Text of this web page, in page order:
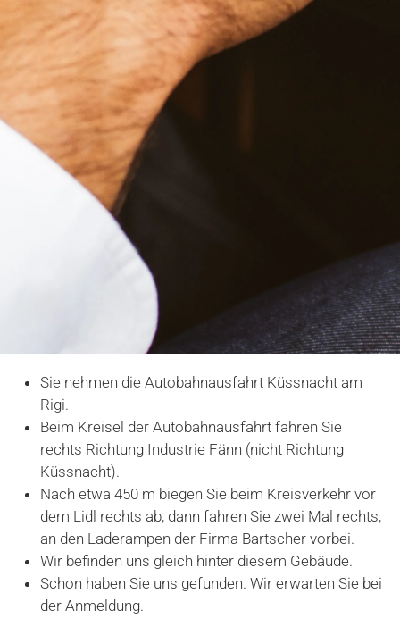
Sie nehmen die Autobahnausfahrt Küssnacht am
Rigi.
Beim Kreisel der Autobahnausfahrt fahren Sie
rechts Richtung Industrie Fänn (nicht Richtung
Küssnacht).
Nach etwa 450 m biegen Sie beim Kreisverkehr vor
dem Lidl rechts ab, dann fahren Sie zwei Mal rechts,
an den Laderampen der Firma Bartscher vorbei.
Wir befinden uns gleich hinter diesem Gebäude.
Schon haben Sie uns gefunden. Wir erwarten Sie bei
der Anmeldung.